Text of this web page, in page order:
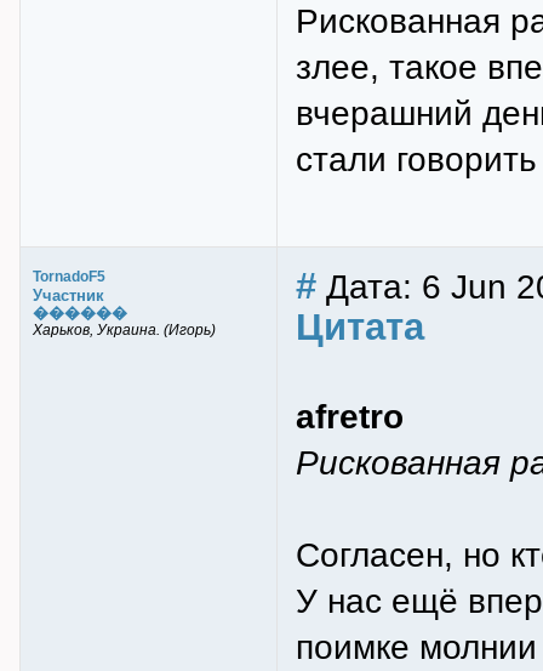
Рискованная
злее, такое
вчерашний
стали
TornadoF5
Участник
������
Харьков, Украина. (Игорь)
# Дата: 6 Jun
Цитата
afretro
Рискованная
Согласен, но
У нас ещё
поимке молнии